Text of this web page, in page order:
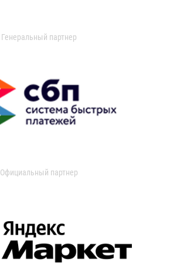
Генеральный партнер
Официальный партнер